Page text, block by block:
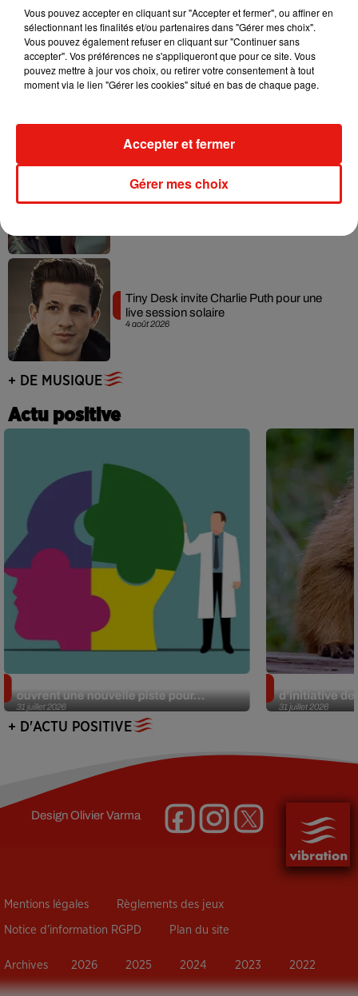
Angèle et Amélie Lens dévoilent leur
Benny Blanco invite Selena Gomez et
Becky G sur son nouveau single
4 août 2026
Tiny Desk invite Charlie Puth pour une
live session solaire
+ DE MUSIQUE
Actu positive
31 juillet 2026
ouvrent une nouvelle piste pour...
31 juillet 2026
d’initiative
+ D'ACTU POSITIVE
DesignOlivier Varma
Mentions légales Règlements des jeux
Notice d’information RGPD Plan du site
Archives 2026 2025 2024 2023 2022
Vous pouvez accepter en cliquant sur "Accepter et fermer", ou affiner en
sélectionnant les finalités et/ou partenaires dans "Gérer mes choix".
Vous pouvez également refuser en cliquant sur "Continuer sans
accepter". Vos préférences ne s'appliqueront que pour ce site. Vous
pouvez mettre à jour vos choix, ou retirer votre consentement à tout
moment via le lien "Gérer les cookies" situé en bas de chaque page.
Gérer mes choix
Accepter et fermer